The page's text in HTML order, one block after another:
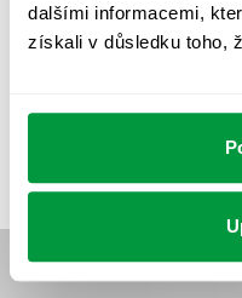
dalšími informacemi,
získali v důsledku toho,
VÝPOČET OSVĚTLENÍ
ZKOUŠKY NOUZOVÉHO